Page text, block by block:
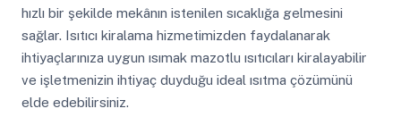
hızlı bir şekilde mekânın istenilen sıcaklığa gelmesini
sağlar. Isıtıcı kiralama hizmetimizden faydalanarak
ihtiyaçlarınıza uygun ısımak mazotlu ısıtıcıları kiralayabilir
ve işletmenizin ihtiyaç duyduğu ideal ısıtma çözümünü
elde edebilirsiniz.